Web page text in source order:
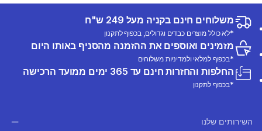
משלוחים חינם בקניה מעל 249 ש"ח
*לא כולל מוצרים כבדים וגדולים, בכפוף לתקנון
מזמינים ואוספים את ההזמנה מהסניף באותו היום
*בכפוף למלאי ולמדיניות משלוחים
החלפות והחזרות חינם עד 365 ימים ממועד הרכישה
*בכפוף לתקנון
השירותים שלנו